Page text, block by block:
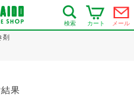
検索 カート メール
剤
果